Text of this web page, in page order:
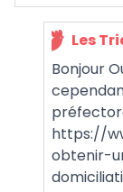
Les
Bonjour
https://
obtenir-